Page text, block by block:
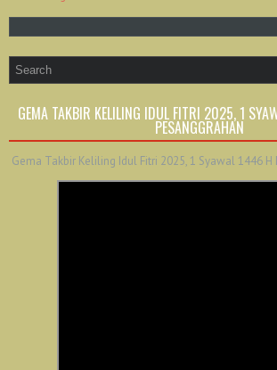
GEMA TAKBIR KELILING IDUL FITRI 2025, 1
PESANGGRAHAN
Gema Takbir Keliling Idul Fitri 2025, 1 Syawal 1446 H